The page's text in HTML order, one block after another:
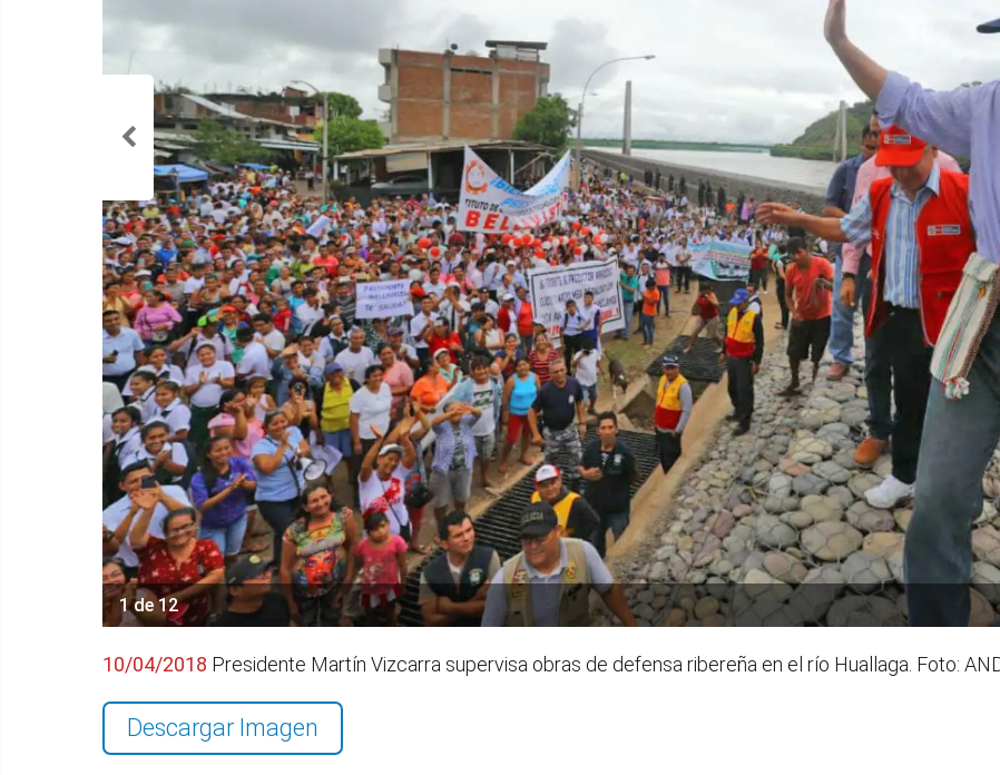
1 de 12
10/04/2018 Presidente Martín Vizcarra supervisa obras de defensa ribereña en el río Huallaga. Foto:
Descargar Imagen